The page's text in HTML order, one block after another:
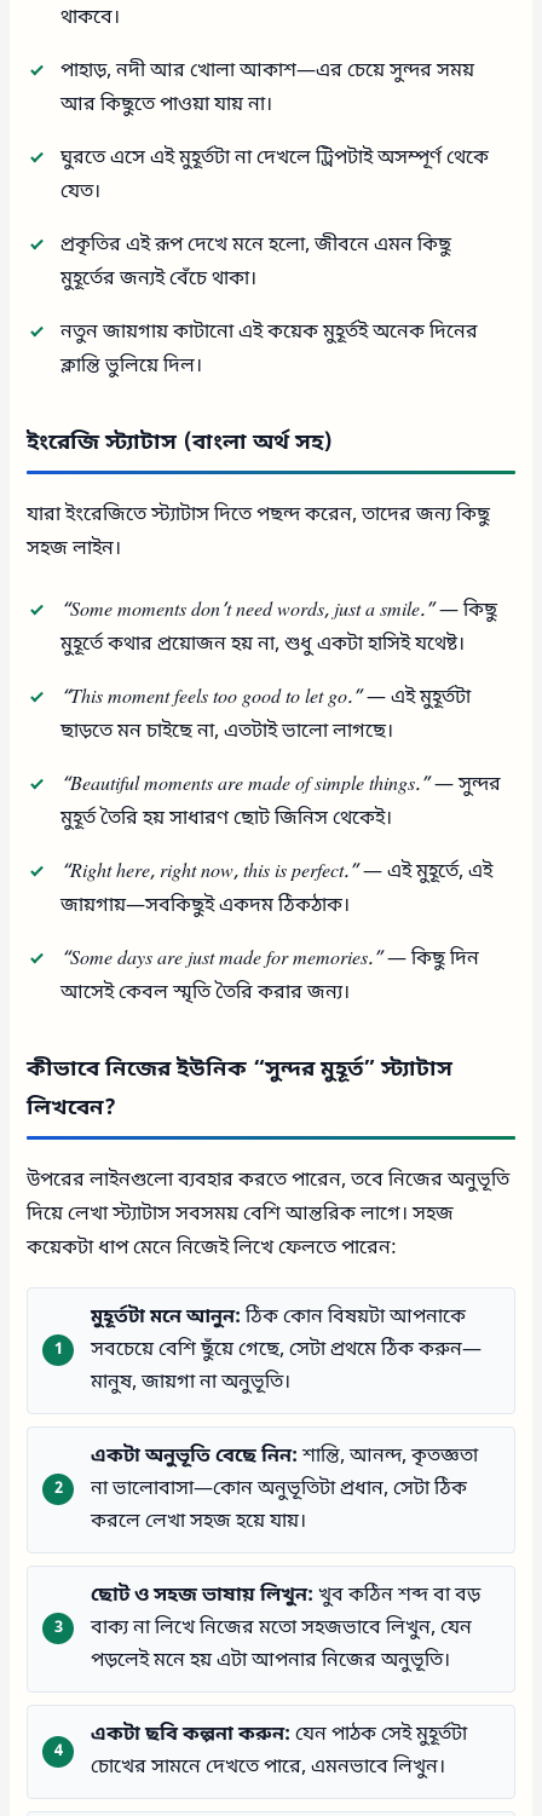
থাকবে।
পাহাড়, নদী আর খোলা আকাশ—এর চেয়ে সুন্দর সময়
আর কিছুতে পাওয়া যায় না।
ঘুরতে এসে এই মুহূর্তটা না দেখলে ট্রিপটাই অসম্পূর্ণ থেকে
যেত।
প্রকৃতির এই রূপ দেখে মনে হলো, জীবনে এমন কিছু
মুহূর্তের জন্যই বেঁচে থাকা।
নতুন জায়গায় কাটানো এই কয়েক মুহূর্তই অনেক দিনের
ক্লান্তি ভুলিয়ে দিল।
ইংরেজি স্ট্যাটাস (বাংলা অর্থ সহ)
যারা ইংরেজিতে স্ট্যাটাস দিতে পছন্দ করেন, তাদের জন্য কিছু
সহজ লাইন।
“Some moments don’t need words, just a smile.”— কিছু
মুহূর্তে কথার প্রয়োজন হয় না, শুধু একটা হাসিই যথেষ্ট।
“This moment feels too good to let go.”— এই মুহূর্তটা
ছাড়তে মন চাইছে না, এতটাই ভালো লাগছে।
“Beautiful moments are made of simple things.”— সুন্দর
মুহূর্ত তৈরি হয় সাধারণ ছোট জিনিস থেকেই।
“Right here, right now, this is perfect.”— এই মুহূর্তে, এই
জায়গায়—সবকিছুই একদম ঠিকঠাক।
“Some days are just made for memories.”— কিছু দিন
আসেই কেবল স্মৃতি তৈরি করার জন্য।
কীভাবে নিজের ইউনিক “সুন্দর মুহূর্ত” স্ট্যাটাস
লিখবেন?
উপরের লাইনগুলো ব্যবহার করতে পারেন, তবে নিজের অনুভূতি
দিয়ে লেখা স্ট্যাটাস সবসময় বেশি আন্তরিক লাগে। সহজ
কয়েকটা ধাপ মেনে নিজেই লিখে ফেলতে পারেন:
মুহূর্তটা মনে আনুন:ঠিক কোন বিষয়টা আপনাকে
সবচেয়ে বেশি ছুঁয়ে গেছে, সেটা প্রথমে ঠিক করুন—
মানুষ, জায়গা না অনুভূতি।
একটা অনুভূতি বেছে নিন: শান্তি, আনন্দ, কৃতজ্ঞতা
না ভালোবাসা—কোন অনুভূতিটা প্রধান, সেটা ঠিক
করলে লেখা সহজ হয়ে যায়।
ছোট ও সহজ ভাষায় লিখুন: খুব কঠিন শব্দ বা বড়
বাক্য না লিখে নিজের মতো সহজভাবে লিখুন, যেন
পড়লেই মনে হয় এটা আপনার নিজের অনুভূতি।
একটা ছবি কল্পনা করুন: যেন পাঠক সেই মুহূর্তটা
চোখের সামনে দেখতে পারে, এমনভাবে লিখুন।